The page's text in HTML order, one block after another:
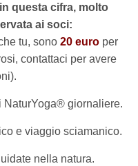
questa cifra, molto
ai soci:
tu, sono 20 europer
contattaci per avere
NaturYoga® giornaliere.
e viaggio sciamanico.
nella natura.